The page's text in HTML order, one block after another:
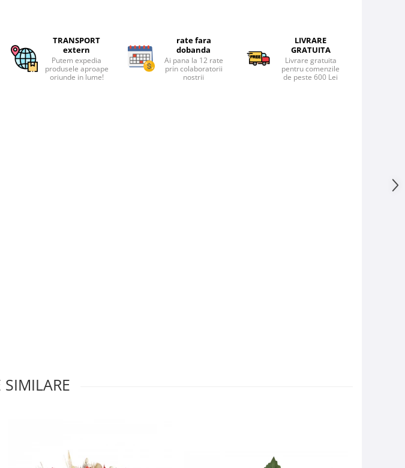
TRANSPORT
extern
Putem expedia
produsele aproape
oriunde in lume!
rate fara
dobanda
Ai pana la 12 rate
prin colaboratorii
nostrii
LIVRARE
GRATUITA
Livrare gratuita
pentru comenzile
de peste 600 Lei
SIMILARE